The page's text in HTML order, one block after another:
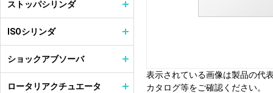
表示されている画像は製品の代
カタログ等をご確認ください。
ストッパシリンダ
ISOシリンダ
ショックアブソーバ
ロータリアクチュエータ